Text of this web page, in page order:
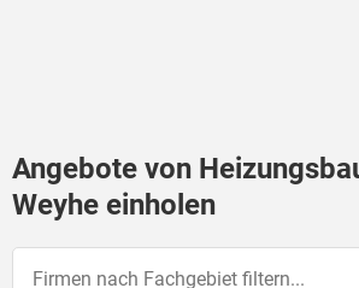
Angebote von
Weyhe einholen